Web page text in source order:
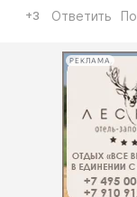
+3 Ответить
РЕКЛАМА